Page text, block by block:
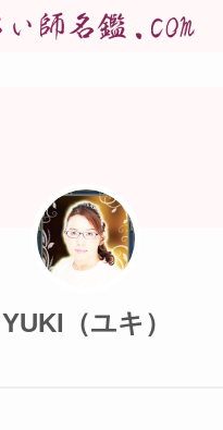
YUKI（ユキ）